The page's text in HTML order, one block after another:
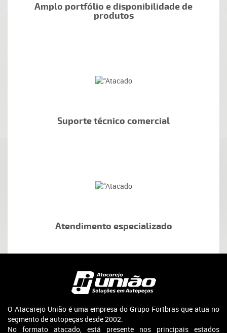
Amplo portfólio e disponibilidade de
produtos
Suporte técnico comercial
Atendimento especializado
O Atacarejo União é uma empresa do Grupo Fortbras que atua no
segmento de autopeças desde 2002.
No formato atacado, está presente nos principais estados